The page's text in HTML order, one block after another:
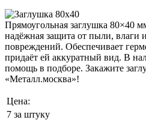
Прямоугольная заглушка 80×40
надёжная защита от пыли, влаги
повреждений. Обеспечивает
придаёт ей аккуратный вид. В
помощь в подборе. Закажите
«Металл.москва»!
Цена:
7 за штуку